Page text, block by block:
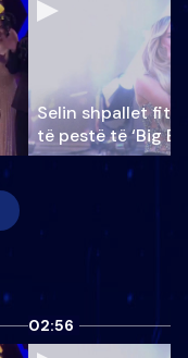
Selin shpallet
të pestë të ‘Big
02:56